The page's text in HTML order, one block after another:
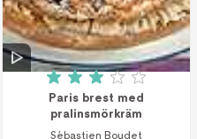
röster) Betyg: 3 av 5 (21
Paris brest med
pralinsmörkräm
Sébastien Boudet